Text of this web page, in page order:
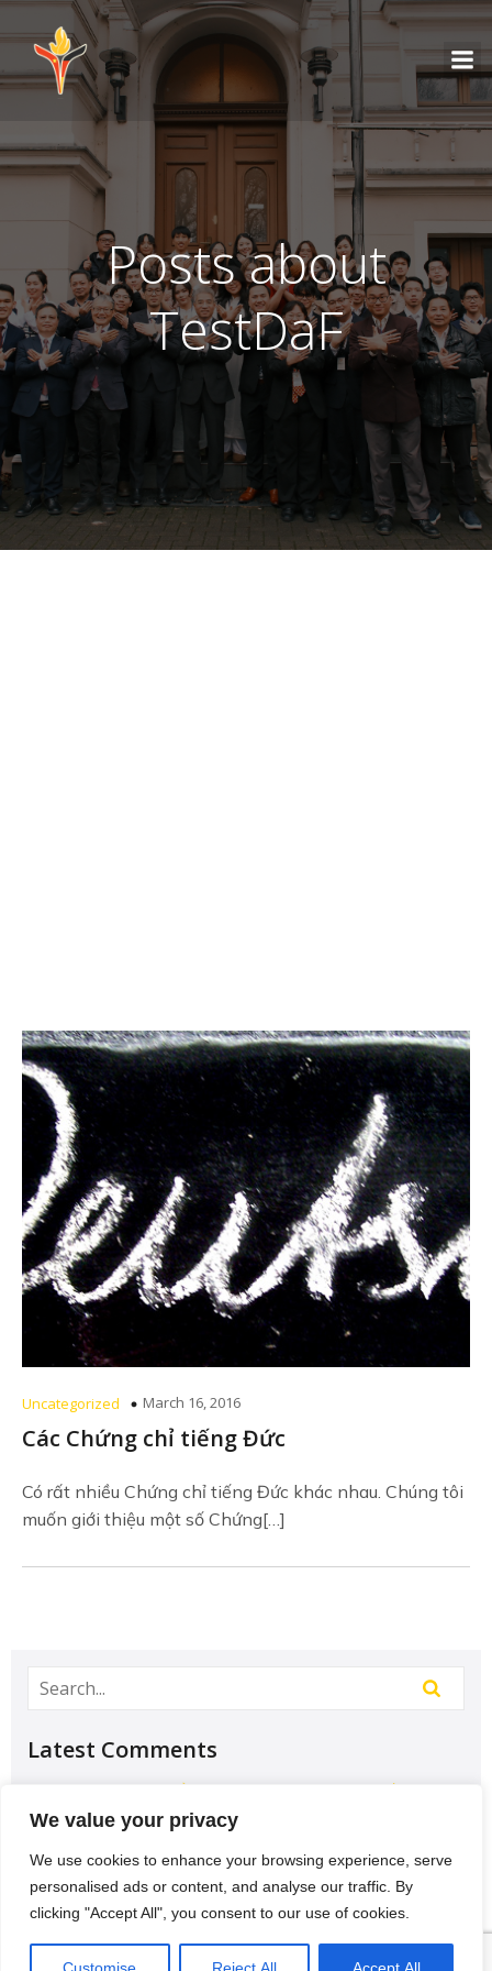
We value your privacy
We use cookies to enhance your browsing experience, serve
personalised ads or content, and analyse our traffic. By
clicking "Accept All", you consent to our use of cookies.
Posts about
TestDaF
Uncategorized March 16, 2016
Các Chứng chỉ tiếng Đức
Có rất nhiều Chứng chỉ tiếng Đức khác nhau. Chúng tôi
muốn giới thiệu một số Chứng[…]
Latest Comments
Học Đại học để có tương lai hơn? – Chưa chắc –
Sividuc.orgonChọn ngành học: sinh viên IT và
12/08/2016
[…] lại thì lại thiếu các kĩ năng của một người
thợ. Theo Tagesschau.de Bonus: Chọn ngành
học: sinh viên…
VI